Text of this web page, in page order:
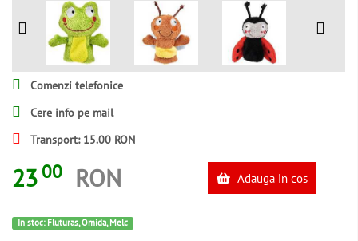
Comenzi telefonice
Cere info pe mail
Transport: 15.00 RON
23 00 RON Adauga in cos
In stoc: Fluturas, Omida, Melc